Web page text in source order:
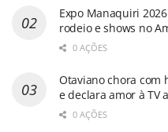
Expo Manaquiri
rodeio e shows no
0 AÇÕES
Otaviano chora com
e declara amor à TV
0 AÇÕES